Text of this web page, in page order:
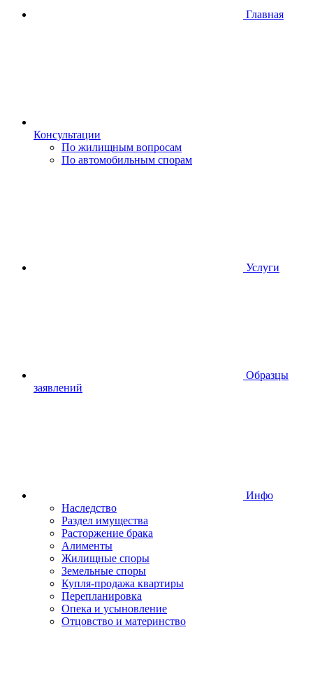
Главная
Консультации
По жилищным вопросам
По автомобильным спорам
Услуги
Образцы
заявлений
Инфо
Наследство
Раздел имущества
Расторжение брака
Алименты
Жилищные споры
Земельные споры
Купля-продажа квартиры
Перепланировка
Опека и усыновление
Отцовство и материнство